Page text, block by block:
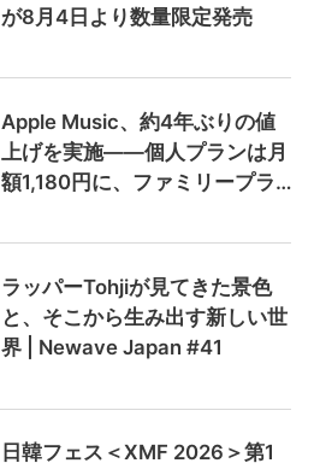
が8月4日より数量限定発売
Apple Music、約4年ぶりの値
上げを実施——個人プランは月
額1,180円に、ファミリープラ
ラッパーTohjiが見てきた景色
と、そこから生み出す新しい世
界 | Newave Japan #41
日韓フェス＜XMF 2026＞第1